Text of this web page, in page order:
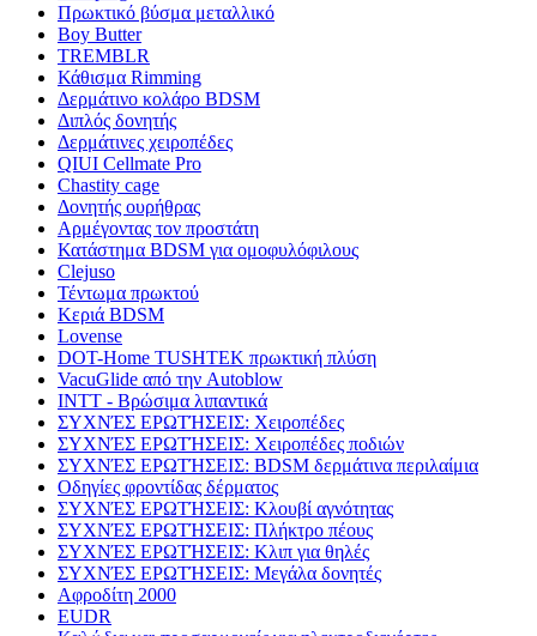
Πρωκτικό βύσμα μεταλλικό
Boy Butter
TREMBLR
Κάθισμα Rimming
Δερμάτινο κολάρο BDSM
Διπλός δονητής
Δερμάτινες χειροπέδες
QIUI Cellmate Pro
Chastity cage
Δονητής ουρήθρας
Αρμέγοντας τον προστάτη
Κατάστημα BDSM για ομοφυλόφιλους
Clejuso
Τέντωμα πρωκτού
Κεριά BDSM
Lovense
DOT-Home TUSHTEK πρωκτική πλύση
VacuGlide από την Autoblow
INTT - Βρώσιμα λιπαντικά
ΣΥΧΝΈΣ ΕΡΩΤΉΣΕΙΣ: Χειροπέδες
ΣΥΧΝΈΣ ΕΡΩΤΉΣΕΙΣ: Χειροπέδες ποδιών
ΣΥΧΝΈΣ ΕΡΩΤΉΣΕΙΣ: BDSM δερμάτινα περιλαίμια
Οδηγίες φροντίδας δέρματος
ΣΥΧΝΈΣ ΕΡΩΤΉΣΕΙΣ: Κλουβί αγνότητας
ΣΥΧΝΈΣ ΕΡΩΤΉΣΕΙΣ: Πλήκτρο πέους
ΣΥΧΝΈΣ ΕΡΩΤΉΣΕΙΣ: Κλιπ για θηλές
ΣΥΧΝΈΣ ΕΡΩΤΉΣΕΙΣ: Μεγάλα δονητές
Αφροδίτη 2000
EUDR